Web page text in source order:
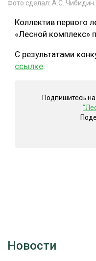
Фото сделал: А.С.
Коллектив первого
«Лесной комплекс»
С результатами
ссылке.
Подпишитесь
Новости